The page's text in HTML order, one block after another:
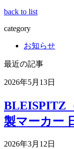
back to list
category
お知らせ
最近の記事
2026年5月13日
BLEISPITZ
製マーカー
2026年3月12日